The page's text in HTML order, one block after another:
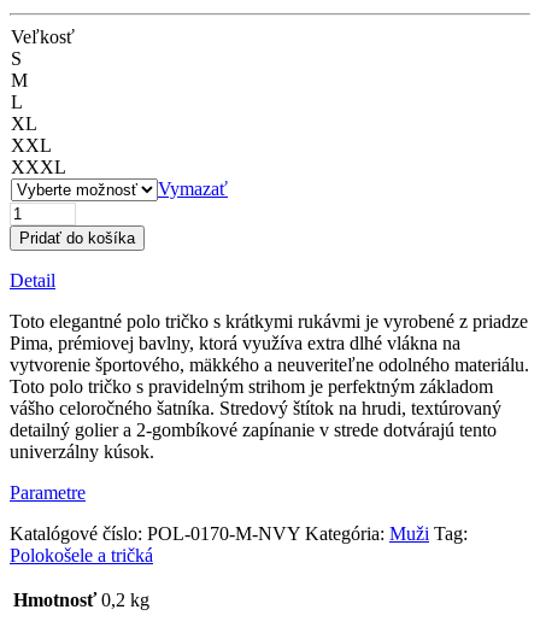
Veľkosť
S
M
L
XL
XXL
XXXL
Vymazať
množstvo
Pánske
polo
tričko
bavlny
Pima
–
námornícka
modrá
Pridať do košíka
Detail
Toto elegantné polo tričko s krátkymi rukávmi je vyrobené z priadze
Pima, prémiovej bavlny, ktorá využíva extra dlhé vlákna na
vytvorenie športového, mäkkého a neuveriteľne odolného materiálu.
Toto polo tričko s pravidelným strihom je perfektným základom
vášho celoročného šatníka. Stredový štítok na hrudi, textúrovaný
detailný golier a 2-gombíkové zapínanie v strede dotvárajú tento
univerzálny kúsok.
Parametre
Katalógové číslo: POL-0170-M-NVY Kategória: Muži Tag:
Polokošele a tričká
Hmotnosť 0,2 kg